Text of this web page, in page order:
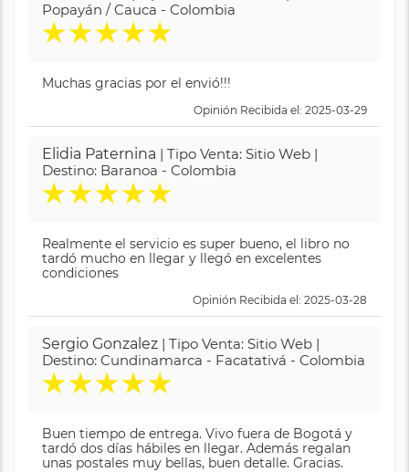
Popayán / Cauca - Colombia
★★★★★
Muchas gracias por el envió!!!
Opinión Recibida el: 2025-03-29
Elidia Paternina | Tipo Venta: Sitio Web |
Destino: Baranoa - Colombia
★★★★★
Realmente el servicio es super bueno, el libro no
tardó mucho en llegar y llegó en excelentes
condiciones
Opinión Recibida el: 2025-03-28
Sergio Gonzalez | Tipo Venta: Sitio Web |
Destino: Cundinamarca - Facatativá - Colombia
★★★★★
Buen tiempo de entrega. Vivo fuera de Bogotá y
tardó dos días hábiles en llegar. Además regalan
unas postales muy bellas, buen detalle. Gracias.